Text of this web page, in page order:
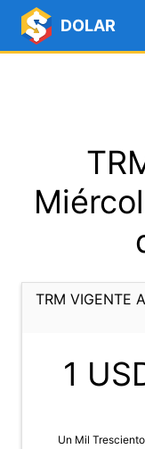
DOLAR
TRM VIGENTE
1
Un Mil